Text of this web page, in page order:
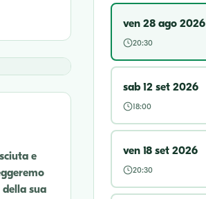
e
sua
ven 28 ago 2026
20:30
sab 12 set 2026
18:00
ven 18 set 2026
20:30